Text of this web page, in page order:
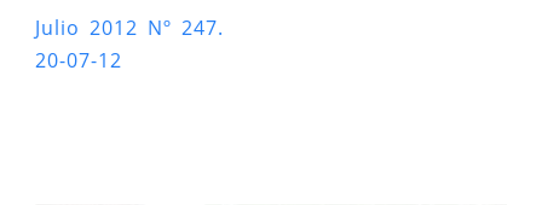
Julio 2012 Nº 247.
20-07-12